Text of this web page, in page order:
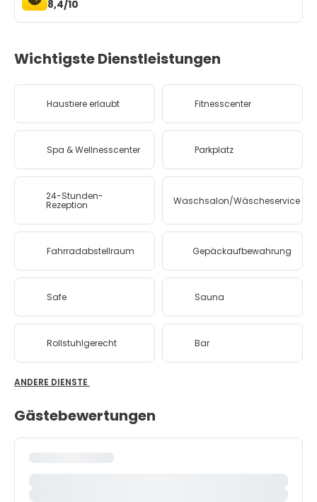
8,4/10
Wichtigste Dienstleistungen
Haustiere erlaubt Fitnesscenter
Spa & Wellnesscenter Parkplatz
24-Stunden-
Rezeption Waschsalon/Wäscheservice
Fahrradabstellraum Gepäckaufbewahrung
Safe Sauna
Rollstuhlgerecht Bar
ANDERE DIENSTE
Gästebewertungen